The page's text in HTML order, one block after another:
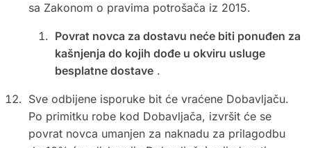
sa Zakonom o pravima potrošača iz 2015.
Povrat novca za dostavu neće biti ponuđen za
kašnjenja do kojih dođe u okviru usluge
besplatne dostave .
Sve odbijene isporuke bit će vraćene Dobavljaču.
Po primitku robe kod Dobavljača, izvršit će se
povrat novca umanjen za naknadu za prilagodbu